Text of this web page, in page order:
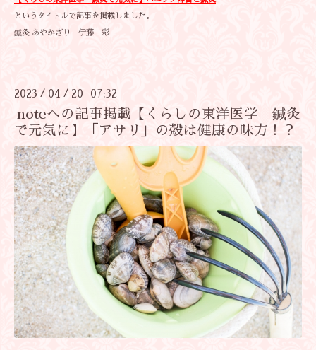
というタイトルで記事を掲載しました。
鍼灸 あやかざり 伊藤 彩
2023 / 04 / 20 07:32
noteへの記事掲載【くらしの東洋医学 鍼灸
で元気に】「アサリ」の殻は健康の味方！？